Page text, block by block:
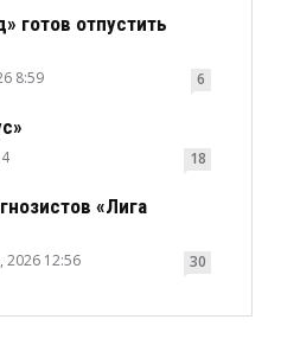
готов отпустить
8:59 6
18
«Лига
2026 12:56 30